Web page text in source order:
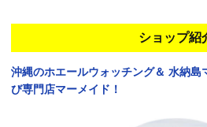
ショップ紹
沖縄のホエールウォッチング＆ 水納島
び専門店マーメイド！